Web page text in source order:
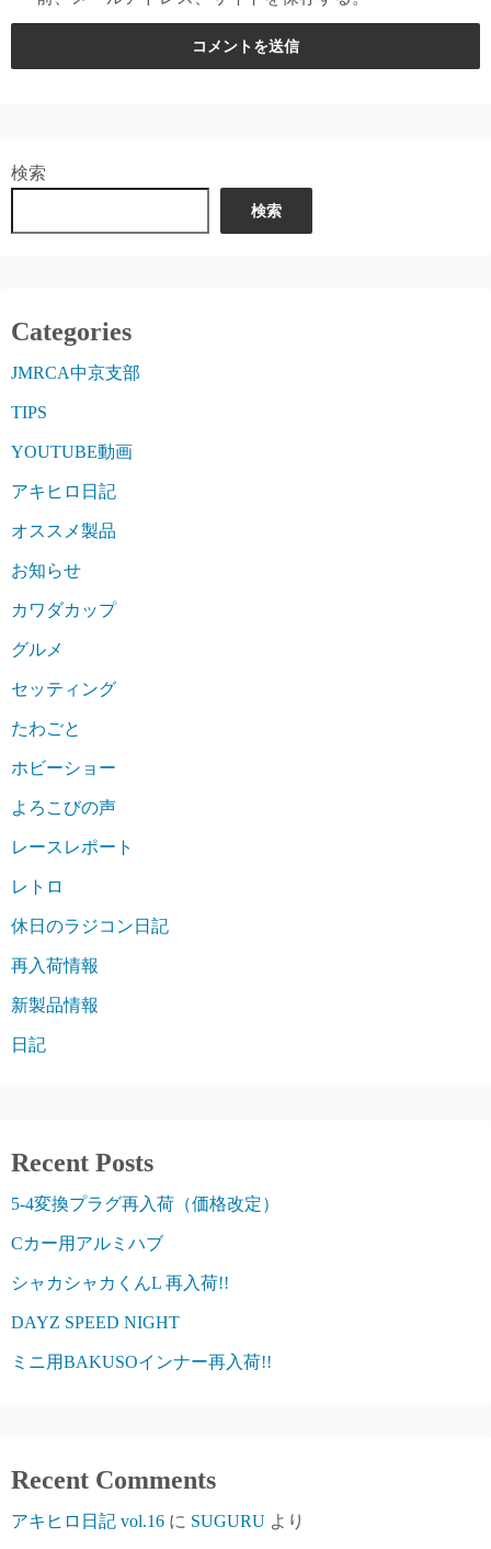
検索
検索
Categories
JMRCA中京支部
TIPS
YOUTUBE動画
アキヒロ日記
オススメ製品
お知らせ
カワダカップ
グルメ
セッティング
たわごと
ホビーショー
よろこびの声
レースレポート
レトロ
休日のラジコン日記
再入荷情報
新製品情報
日記
Recent Posts
5-4変換プラグ再入荷（価格改定）
Cカー用アルミハブ
シャカシャカくんL 再入荷!!
DAYZ SPEED NIGHT
ミニ用BAKUSOインナー再入荷!!
Recent Comments
アキヒロ日記 vol.16 に SUGURU より